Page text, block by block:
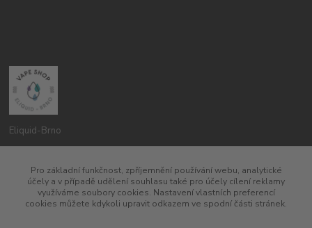
Eliquid-Brno
775960937
8:00-20:00
Pro základní funkčnost, zpříjemnění používání webu, analytické
účely a v případě udělení souhlasu také pro účely cílení reklamy
využíváme soubory cookies. Nastavení vlastních preferencí
cookies můžete kdykoli upravit odkazem ve spodní části stránek.